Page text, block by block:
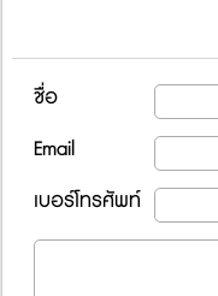
ชื่อ
Email
เบอร์โทรศัพท์